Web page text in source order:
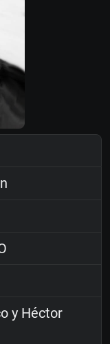
y Héctor